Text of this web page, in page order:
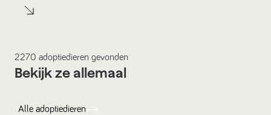
2270 adoptiedieren gevonden
Bekijk ze allemaal
Alle adoptiedieren